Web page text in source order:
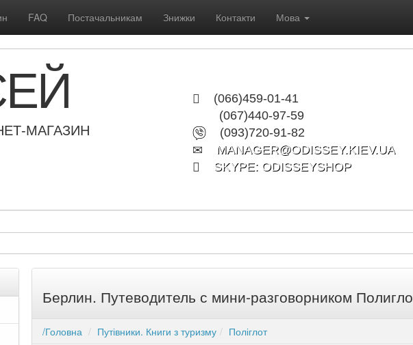
FAQ Постачальникам Знижки Контакти Мова
(066)459-01-41
(067)440-97-59
(093)720-91-82
MANAGER@ODISSEY.KIEV.UA
SKYPE: ODISSEYSHOP
МАГАЗИН
Берлин. Путеводитель с мини-разговорником
/Головна Путівники. Книги з туризму Поліглот